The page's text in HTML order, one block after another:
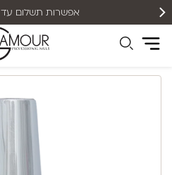
אפשרות תשלום עד 12 תשלומים